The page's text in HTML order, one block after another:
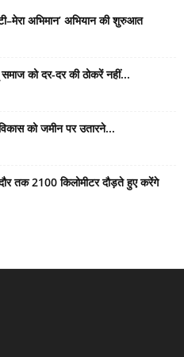
अभिमान’ अभियान की शुरुआत
को दर-दर की ठोकरें नहीं...
को जमीन पर उतारने...
तक 2100 किलोमीटर दौड़ते हुए करेंगे